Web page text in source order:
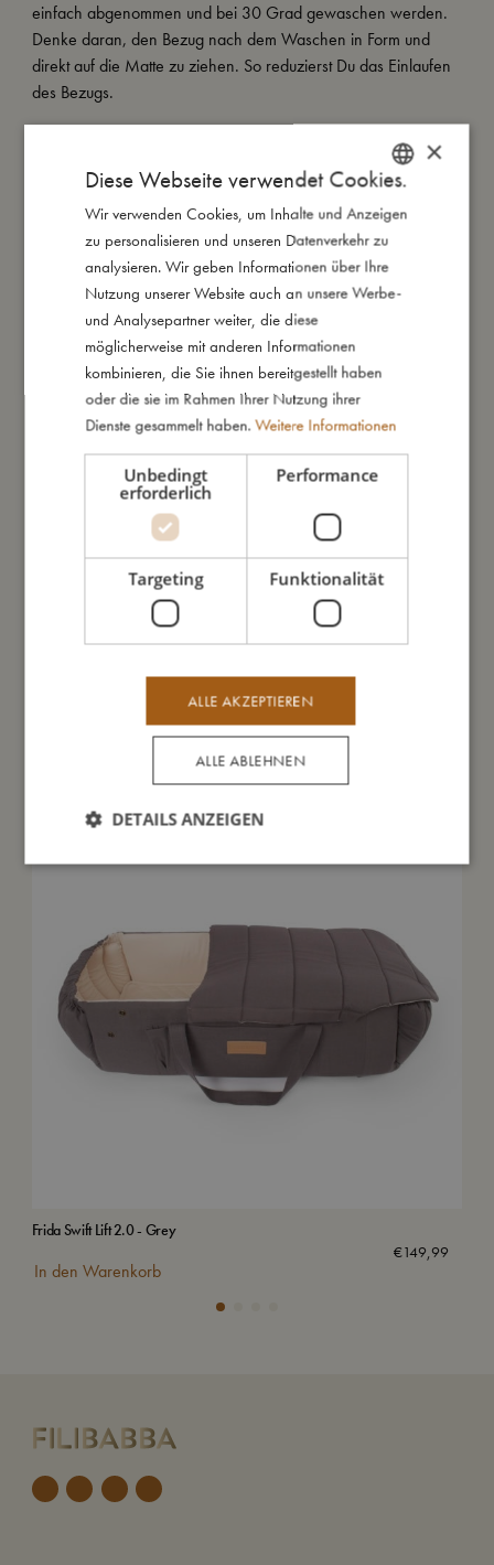
einfach abgenommen und bei 30 Grad gewaschen werden.
Denke daran, den Bezug nach dem Waschen in Form und
direkt auf die Matte zu ziehen. So reduzierst Du das Einlaufen
des Bezugs.
- Bezug aus GOTS-zertifizierter Bio-Baumwolle.
- Weiche Schaumstoffmatratze innen.
- Schönes, zeitloses Steppmuster.
- Durchmesser: 90 cm.
So groß bin ich
Daraus bin ich gemacht
So kannst Du mich pflegen
Das könnte dir auch gefallen
Frida Swift Lift 2.0 - Grey
€149,99
In den Warenkorb
DANISH
ENGLISH
GERMAN
×
Diese Webseite verwendet Cookies.
Wir verwenden Cookies, um Inhalte und Anzeigen
zu personalisieren und unseren Datenverkehr zu
analysieren. Wir geben Informationen über Ihre
Nutzung unserer Website auch an unsere Werbe-
und Analysepartner weiter, die diese
möglicherweise mit anderen Informationen
kombinieren, die Sie ihnen bereitgestellt haben
oder die sie im Rahmen Ihrer Nutzung ihrer
Dienste gesammelt haben. Weitere Informationen
Unbedingt
erforderlich
Performance
Targeting Funktionalität
ALLE AKZEPTIEREN
ALLE ABLEHNEN
DETAILS ANZEIGEN